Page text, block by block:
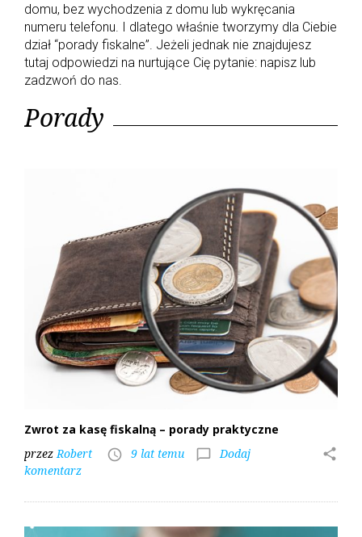
domu, bez wychodzenia z domu lub wykręcania
numeru telefonu. I dlatego właśnie tworzymy dla Ciebie
dział “porady fiskalne”. Jeżeli jednak nie znajdujesz
tutaj odpowiedzi na nurtujące Cię pytanie: napisz lub
zadzwoń do nas.
Porady
Zwrot za kasę fiskalną – porady praktyczne
przez Robert access_time 9 lat temu chat_bubble_outline
Dodaj
komentarz
share